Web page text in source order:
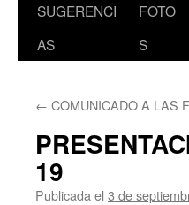
contenido
SUGERENCI
AS
FOTO
S
← COMUNICADO A LAS
19
Publicada el 3 de